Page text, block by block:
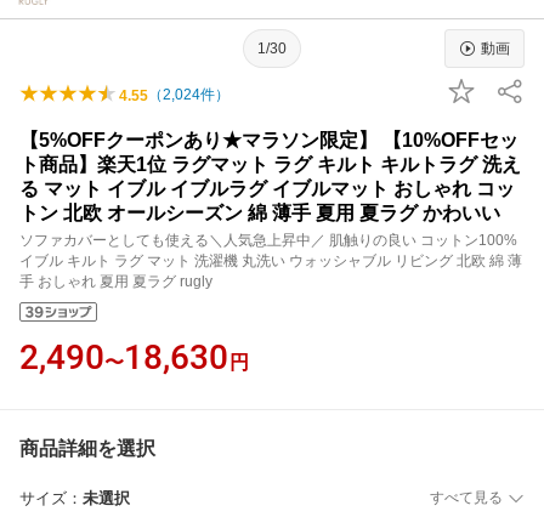
1/30 動画
4.55 （2,024件）
【5%OFFクーポンあり★マラソン限定】 【10%OFFセッ
ト商品】楽天1位 ラグマット ラグ キルト キルトラグ 洗え
る マット イブル イブルラグ イブルマット おしゃれ コッ
トン 北欧 オールシーズン 綿 薄手 夏用 夏ラグ かわいい
ソファカバーとしても使える＼人気急上昇中／ 肌触りの良い コットン100%
イブル キルト ラグ マット 洗濯機 丸洗い ウォッシャブル リビング 北欧 綿 薄
手 おしゃれ 夏用 夏ラグ rugly
2,490〜18,630 円
商品詳細を選択
サイズ ： 未選択 すべて見る